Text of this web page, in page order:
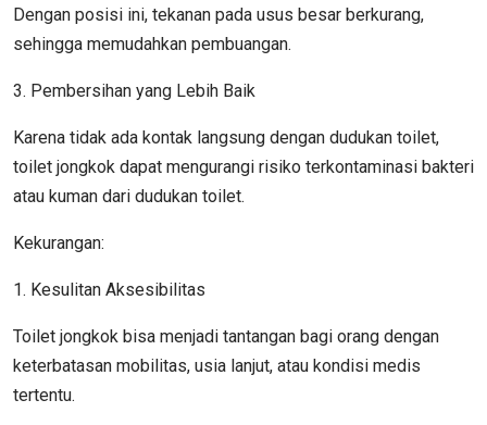
Dengan posisi ini, tekanan pada usus besar berkurang,
sehingga memudahkan pembuangan.
3. Pembersihan yang Lebih Baik
Karena tidak ada kontak langsung dengan dudukan toilet,
toilet jongkok dapat mengurangi risiko terkontaminasi bakteri
atau kuman dari dudukan toilet.
Kekurangan:
1. Kesulitan Aksesibilitas
Toilet jongkok bisa menjadi tantangan bagi orang dengan
keterbatasan mobilitas, usia lanjut, atau kondisi medis
tertentu.